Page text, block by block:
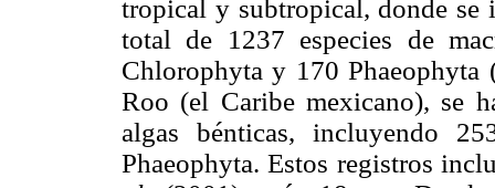
tropical y subtropical, donde se
total de 1237 especies de
Chlorophyta y 170 Phaeophyta
Roo (el Caribe mexicano), se
algas bénticas, incluyendo
Phaeophyta. Estos registros